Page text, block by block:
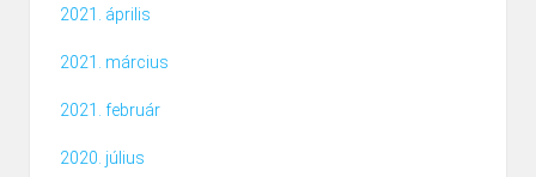
2021. április
2021. március
2021. február
2020. július